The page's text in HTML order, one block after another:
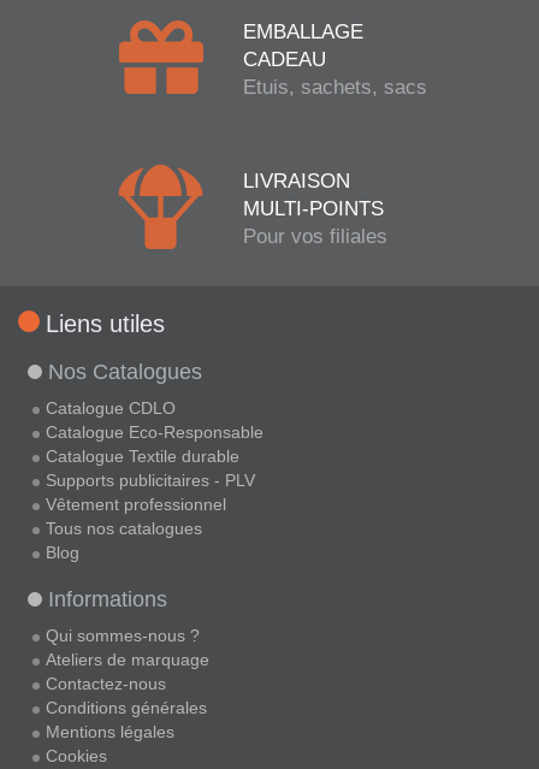
EMBALLAGE
CADEAU
Etuis, sachets, sacs
LIVRAISON
MULTI-POINTS
Pour vos filiales
Liens utiles
Nos Catalogues
Catalogue CDLO
Catalogue Eco-Responsable
Catalogue Textile durable
Supports publicitaires - PLV
Vêtement professionnel
Tous nos catalogues
Blog
Informations
Qui sommes-nous ?
Ateliers de marquage
Contactez-nous
Conditions générales
Mentions légales
Cookies